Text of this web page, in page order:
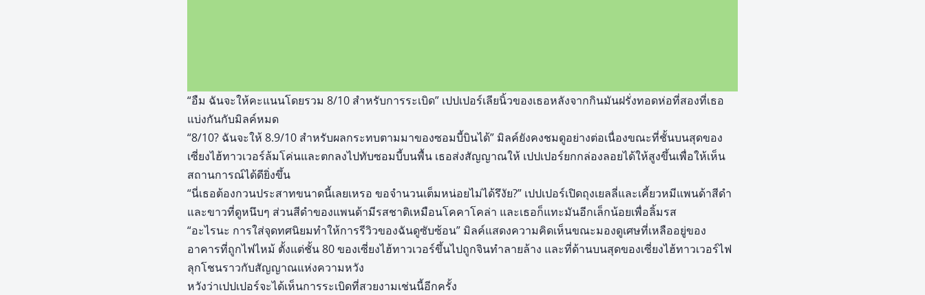
“อืม ฉันจะให้คะแนนโดยรวม 8/10 สำหรับการระเบิด” เปปเปอร์เลียนิ้วของเธอหลังจากกินมันฝรั่งทอดห่อที่สองที่เธอ
แบ่งกันกับมิลค์หมด
“8/10? ฉันจะให้ 8.9/10 สำหรับผลกระทบตามมาของซอมบี้บินได้” มิลค์ยังคงชมดูอย่างต่อเนื่องขณะที่ชั้นบนสุดของ
เซี่ยงไฮ้ทาวเวอร์ล้มโค่นและตกลงไปทับซอมบี้บนพื้น เธอส่งสัญญาณให้ เปปเปอร์ยกกล่องลอยได้ให้สูงขึ้นเพื่อให้เห็น
สถานการณ์ได้ดียิ่งขึ้น
“นี่เธอต้องกวนประสาทขนาดนี้เลยเหรอ ขอจำนวนเต็มหน่อยไม่ได้รึงัย?” เปปเปอร์เปิดถุงเยลลี่และเคี้ยวหมีแพนด้าสีดำ
และขาวที่ดูหนึบๆ ส่วนสีดำของแพนด้ามีรสชาติเหมือนโคคาโคล่า และเธอก็แทะมันอีกเล็กน้อยเพื่อลิ้มรส
“อะไรนะ การใส่จุดทศนิยมทำให้การรีวิวของฉันดูซับซ้อน” มิลค์แสดงความคิดเห็นขณะมองดูเศษที่เหลืออยู่ของ
อาคารที่ถูกไฟไหม้ ตั้งแต่ชั้น 80 ของเซี่ยงไฮ้ทาวเวอร์ขึ้นไปถูกจินทำลายล้าง และที่ด้านบนสุดของเซี่ยงไฮ้ทาวเวอร์ไฟ
ลุกโชนราวกับสัญญาณแห่งความหวัง
หวังว่าเปปเปอร์จะได้เห็นการระเบิดที่สวยงามเช่นนี้อีกครั้ง